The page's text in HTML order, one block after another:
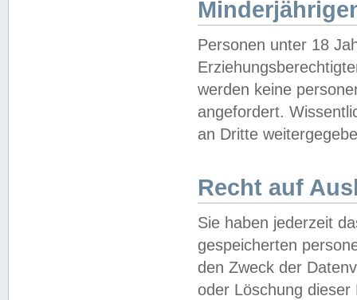
Personen unter 18
werden keine
angefordert.
an Dritte
Recht auf
Sie haben jederzeit
gespeicherten
den Zweck der
oder Löschung